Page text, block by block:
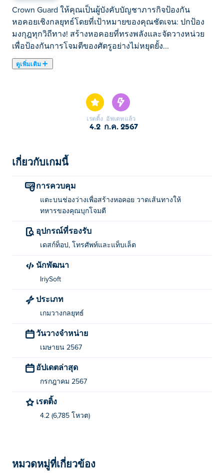
Crown Guard ให้คุณเป็นผู้บังคับบัญชาภารกิจป้องกัน
หอคอยเชิงกลยุทธ์โดยที่เป้าหมายของคุณชัดเจน: ปกป้อง
มงกุฎทุกวิถีทาง! สร้างหอคอยที่ทรงพลังและจัดวางหน่วย
เพื่อป้องกันการโจมตีของศัตรูอย่างไม่หยุดยั้ง...
ดูเพิ่มเติม
มงกุฎทุกวิถีทาง! สร้างหอคอยที่ทรงพลังและจัดวางหน่วย
เพื่อป้องกันการโจมตีของศัตรูอย่างไม่หยุดยั้ง ใช้เหมือง
ทองคำเพื่อเพิ่มทรัพยากรของคุณและวางแผนเส้นทางของ
อัพเกรดทักษะของคุณอย่างถาวร คุณสามารถปกป้องมงกุฎ
วิธีเล่น Crown Guard?
แตะที่แผ่นกระเบื้องว่างเพื่อสร้างหอคอย วาดเส้นทางให้
ทหารของคุณโจมตีปราสาทของศัตรู
ใครเป็นผู้สร้าง Crown Guard?
Crown Guard สร้างโดย Iriysoft เล่นเกมมอเตอร์ไซค์วิบาก
อื่น ๆ ของพวกเขาได้ Poki (โปกิ)-
ฉันจะเล่น Crown Guard ได้ฟรีได้อย่างไร?
คุณสามารถเล่น Crown Guard ได้ฟรีบน 🧚‍♀️
และเดสก์ท็อปได้หรือไม่?
มือถือของคุณ เช่น โทรศัพท์และแท็บเล็ต
เรตติ้ง
4.2
อัพเดทแล้ว
ก.ค. 2567
เกี่ยวกับเกมนี้
การควบคุม
แตะบนช่องว่างเพื่อสร้างหอคอย วาดเส้นทางให้
ทหารของคุณบุกโจมตี
อุปกรณ์ที่รองรับ
เดสก์ท็อป, โทรศัพท์และแท็บเล็ต
นักพัฒนา
IriySoft
ประเภท
เกมวางกลยุทธ์
วันวางจำหน่าย
เมษายน 2567
อัปเดตล่าสุด
กรกฎาคม 2567
เรตติ้ง
4.2 (6,785 โหวต)
หมวดหมู่ที่เกี่ยวข้อง